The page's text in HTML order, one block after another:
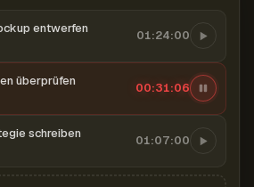
entwerfen 01:24:00
überprüfen 00:31:07
schreiben 01:07:00